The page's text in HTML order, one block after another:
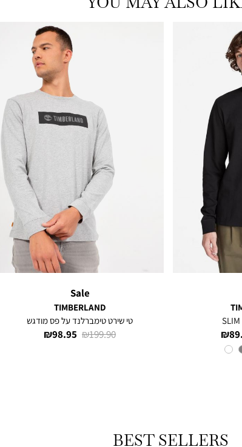
Sale
TIMBERLAND
טי שירט טימברלנד על פס מודגש
מחיר
98.95 ₪
מחיר
199.90 ₪
BEST SELLERS